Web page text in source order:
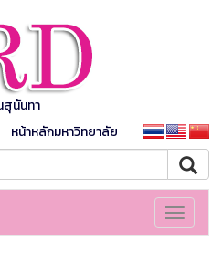
นันทา
หน้าหลักมหาวิทยาลัย
Toggle